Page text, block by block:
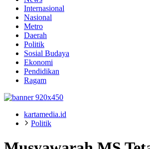
Internasional
Nasional
Metro
Daerah
Politik
Sosial Budaya
Ekonomi
Pendidikan
Ragam
kartamedia.id
Politik